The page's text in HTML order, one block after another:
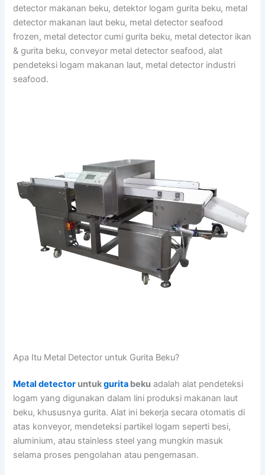
detector makanan beku, detektor logam gurita beku, metal
detector makanan laut beku, metal detector seafood
frozen, metal detector cumi gurita beku, metal detector ikan
& gurita beku, conveyor metal detector seafood, alat
pendeteksi logam makanan laut, metal detector industri
seafood.
Apa Itu Metal Detector untuk Gurita Beku?
Metal detector untukgurita beku adalah alat pendeteksi
logam yang digunakan dalam lini produksi makanan laut
beku, khususnya gurita. Alat ini bekerja secara otomatis di
atas konveyor, mendeteksi partikel logam seperti besi,
aluminium, atau stainless steel yang mungkin masuk
selama proses pengolahan atau pengemasan.